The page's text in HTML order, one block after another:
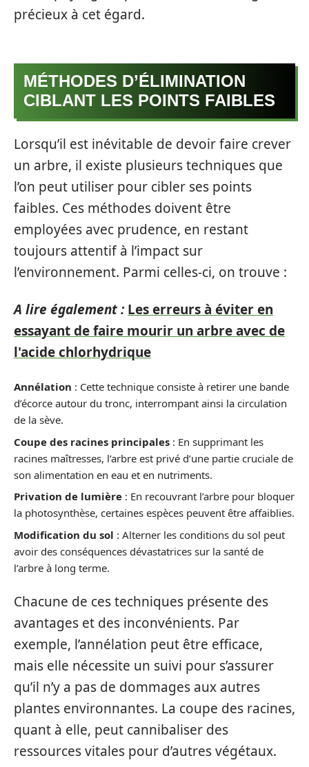
précieux à cet égard.
MÉTHODES D’ÉLIMINATION
CIBLANT LES POINTS FAIBLES
Lorsqu’il est inévitable de devoir faire crever
un arbre, il existe plusieurs techniques que
l’on peut utiliser pour cibler ses points
faibles. Ces méthodes doivent être
employées avec prudence, en restant
toujours attentif à l’impact sur
l’environnement. Parmi celles-ci, on trouve :
A lire également : Les erreurs à éviter en
essayant de faire mourir un arbre avec de
l'acide chlorhydrique
Annélation : Cette technique consiste à retirer une bande
d’écorce autour du tronc, interrompant ainsi la circulation
de la sève.
Coupe des racines principales : En supprimant les
racines maîtresses, l’arbre est privé d’une partie cruciale de
son alimentation en eau et en nutriments.
Privation de lumière : En recouvrant l’arbre pour bloquer
la photosynthèse, certaines espèces peuvent être affaiblies.
Modification du sol : Alterner les conditions du sol peut
avoir des conséquences dévastatrices sur la santé de
l’arbre à long terme.
Chacune de ces techniques présente des
avantages et des inconvénients. Par
exemple, l’annélation peut être efficace,
mais elle nécessite un suivi pour s’assurer
qu’il n’y a pas de dommages aux autres
plantes environnantes. La coupe des racines,
quant à elle, peut cannibaliser des
ressources vitales pour d’autres végétaux.